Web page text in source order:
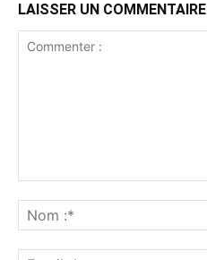
LAISSER UN COMMENTAIRE